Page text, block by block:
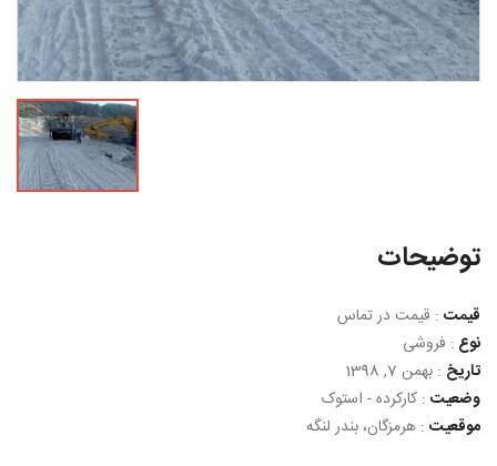
توضيحات
قیمت : قیمت در تماس
نوع : فروشی
تاریخ : بهمن 7, 1398
وضعیت : کارکرده - استوک
موقعیت : هرمزگان، بندر لنگه